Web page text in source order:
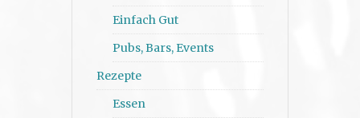
Einfach Gut
Pubs, Bars, Events
Rezepte
Essen